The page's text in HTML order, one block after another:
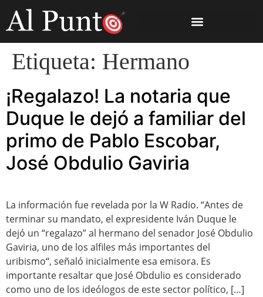
Etiqueta: Hermano
¡Regalazo! La notaria que
Duque le dejó a familiar del
primo de Pablo Escobar,
José Obdulio Gaviria
La información fue revelada por la W Radio. “Antes de
terminar su mandato, el expresidente Iván Duque le
dejó un “regalazo” al hermano del senador José Obdulio
Gaviria, uno de los alfiles más importantes del
uribismo“, señaló inicialmente esa emisora. Es
importante resaltar que José Obdulio es considerado
como uno de los ideólogos de este sector político, […]